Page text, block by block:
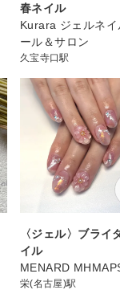
春ネイル
Kurara ジェルネイ
ール＆サロン
久宝寺口駅
〈ジェル〉ブライ
イル
MENARD
栄(名古屋)駅